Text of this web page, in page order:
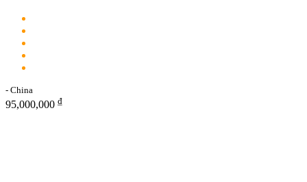
- China
95,000,000 ₫